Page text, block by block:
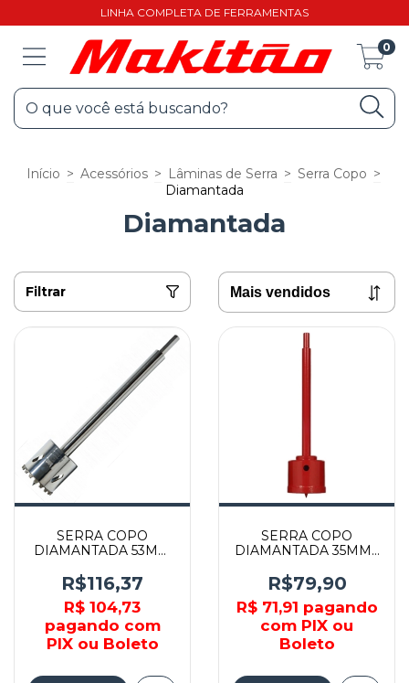
LINHA COMPLETA DE FERRAMENTAS
0
Início > Acessórios > Lâminas de Serra > Serra Copo >
Diamantada
Diamantada
Filtrar
SERRA COPO
DIAMANTADA 53MM
DE053M - STARRRETT
R$116,37
R$ 104,73
pagando com
PIX ou Boleto
SERRA COPO
DIAMANTADA 35MM -
R$79,90
R$ 71,91 pagando
com PIX ou
Boleto